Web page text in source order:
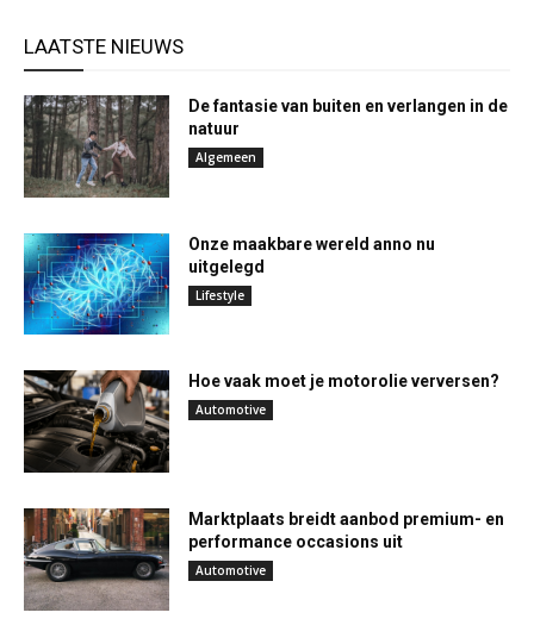
LAATSTE NIEUWS
De fantasie van buiten en verlangen in de
natuur
Algemeen
Onze maakbare wereld anno nu
uitgelegd
Lifestyle
Hoe vaak moet je motorolie verversen?
Automotive
Marktplaats breidt aanbod premium- en
performance occasions uit
Automotive